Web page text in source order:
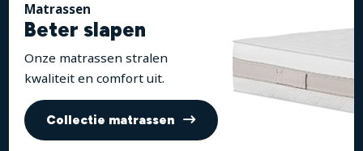
Matrassen
Beter slapen
Onze matrassen stralen
kwaliteit en comfort uit.
Collectie matrassen